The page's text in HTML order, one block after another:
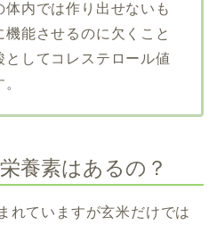
体内では作り出せないも
能させるのに欠くこと
としてコレステロール値
養素はあるの？
れていますが玄米だけでは